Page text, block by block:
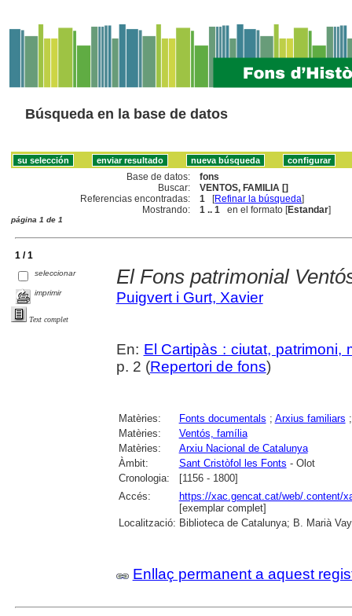
Búsqueda en la base de datos
Base de datos:
fons
Buscar:
VENTOS, FAMILIA []
Referencias encontradas:
1 [Refinar la búsqueda]
Mostrando:
1 .. 1 en el formato [Estandar]
página 1 de 1
1 / 1
seleccionar
imprimir
Text complet
El Fons patrimonial
Puigvert i Gurt, Xavier
En: El Cartipàs : ciutat, patrimoni,
p. 2 (Repertori de fons)
Matèries: Fonts documentals ; Arxius familiars
Matèries:
Ventós, família
Matèries:
Arxiu Nacional de Catalunya
Àmbit:
Sant Cristòfol les Fonts - Olot
Cronologia:
[1156 - 1800]
Accés:
https://xac.gencat.cat/web/.content/
[exemplar complet]
Localització: Biblioteca de Catalunya; B. Marià
Enllaç permanent a aquest